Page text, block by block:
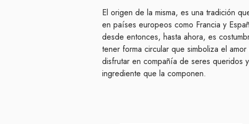
El origen de la misma, es una tradición
en países europeos como Francia y
desde entonces, hasta ahora, es
tener forma circular que simboliza el
disfrutar en compañía de seres queridos
ingrediente que la componen.